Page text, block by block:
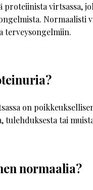
proteiinista virtsassa,
Normaalisti
terveysongelmiin.
on
tulehduksesta tai
normaalia?